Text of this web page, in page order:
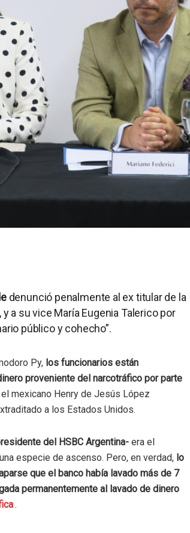
denunció penalmente al ex titular de la
a su vice María Eugenia Talerico por
público y cohecho”.
Py, los funcionarios están
proveniente del narcotráfico por parte
mexicano Henry de Jesús López
a los Estados Unidos.
del HSBC Argentina- era el
especie de ascenso. Pero, en verdad, lo
que el banco había lavado más de 7
permanentemente al lavado de dinero
.